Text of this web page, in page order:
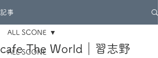
記事
ALL SCONE
ALL SCONE
cafe The World｜習志野